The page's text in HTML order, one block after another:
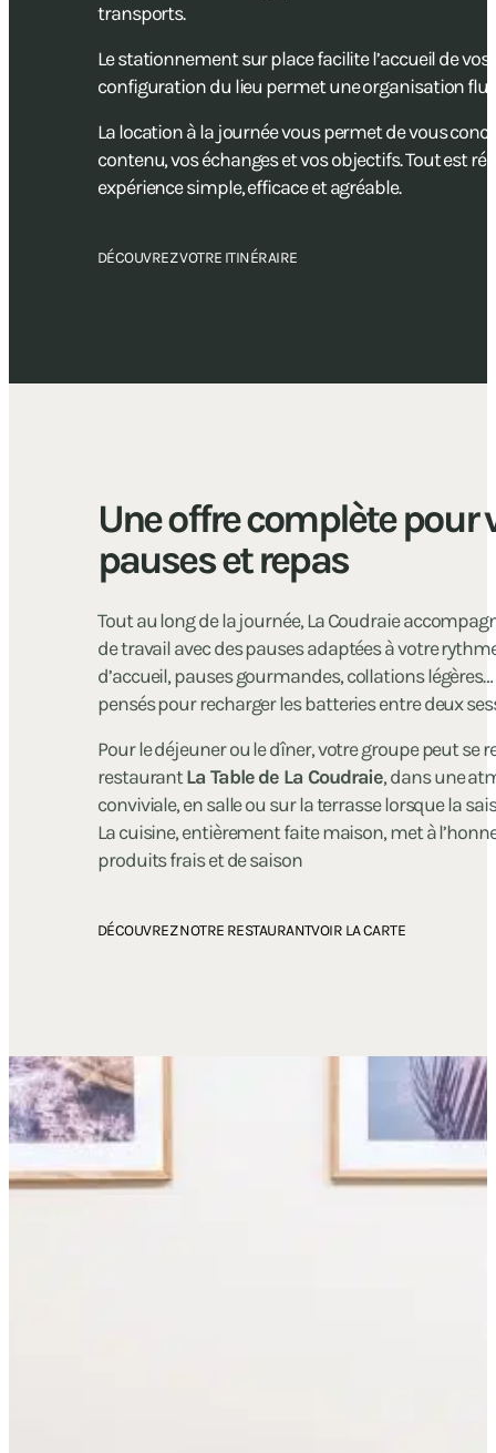
transports.
Le stationnement sur place facilite l’accueil de
configuration du lieu permet une organisation
La location à la journée vous permet de vous
contenu, vos échanges et vos objectifs. Tout est
expérience simple, efficace et agréable.
DÉCOUVREZ VOTRE ITINÉRAIRE
Une offre complète pour
pauses et repas
Tout au long de la journée, La Coudraie
de travail avec des pauses adaptées à votre
d’accueil, pauses gourmandes, collations
pensés pour recharger les batteries entre deux
Pour le déjeuner ou le dîner, votre groupe peut se
restaurantLa Table de La Coudraie, dans une
conviviale, en salle ou sur la terrasse lorsque la
La cuisine, entièrement faite maison, met à
produits frais et de saison
DÉCOUVREZ NOTRE RESTAURANTVOIR LA CARTE